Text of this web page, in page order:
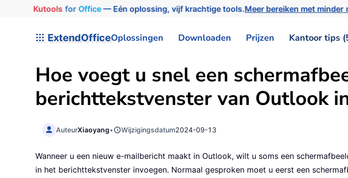
Kutools for Office— Eén oplossing, vijf krachtige tools.Meer bereiken met minder
ExtendOfficeOplossingen Downloaden Prijzen Kantoor tips
Hoe voegt u snel een
berichttekstvenster van Outlook
AuteurXiaoyang• Wijzigingsdatum2024-09-13
Wanneer u een nieuw e-mailbericht maakt in Outlook, wilt u soms een
in het berichttekstvenster invoegen. Normaal gesproken moet u eerst een